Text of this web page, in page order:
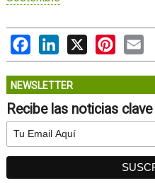
FacebookLinkedIn
X Pinterest
NEWSLETTER
Recibe las noticias